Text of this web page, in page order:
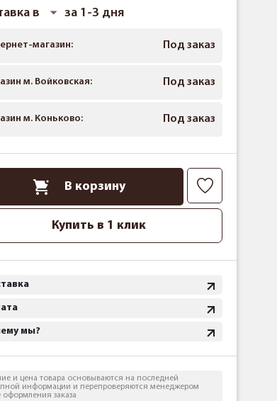
в за 1-3 дня
магазин: Под заказ
м. Войковская: Под заказ
м. Коньково: Под заказ
В корзину
Купить в 1 клик
мы?
и цена товара основываются на последней
информации и перепроверяются менеджером
оформления заказа